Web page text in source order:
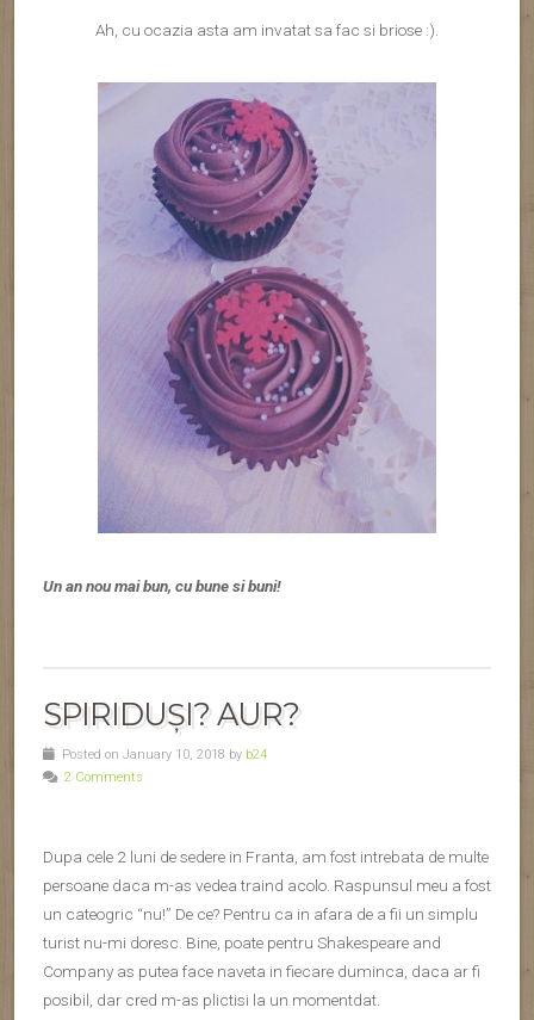
Ah, cu ocazia asta am invatat sa fac si briose :).
Un an nou mai bun, cu bune si buni!
SPIRIDUȘI? AUR?
Posted on January 10, 2018 by b24
2 Comments
Dupa cele 2 luni de sedere in Franta, am fost intrebata de multe
persoane daca m-as vedea traind acolo. Raspunsul meu a fost
un cateogric “nu!” De ce? Pentru ca in afara de a fii un simplu
turist nu-mi doresc. Bine, poate pentru Shakespeare and
Company as putea face naveta in fiecare duminca, daca ar fi
posibil, dar cred m-as plictisi la un momentdat.